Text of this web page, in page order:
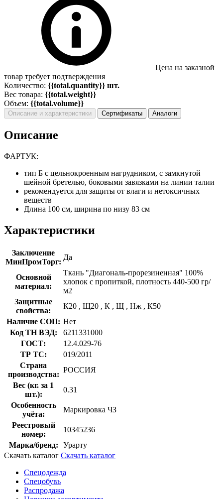
Цена на заказной
товар требует подтверждения
Количество: {{total.quantity}} шт.
Вес товара: {{total.weight}}
Объем: {{total.volume}}
Описание и характеристики Сертификаты Аналоги
Описание
ФАРТУК:
тип Б с цельнокроенным нагрудником, с замкнутой
шейной бретелью, боковыми завязками на линии талии
рекомендуется для защиты от влаги и нетоксичных
веществ
Длина 100 см, ширина по низу 83 см
Характеристики
Заключение
МинПромТорг:
Да
Основной
материал:
Ткань "Диагональ-прорезиненная" 100%
хлопок с пропиткой, плотность 440-500 гр/
м2
Защитные
свойства:
К20 , Щ20 , К , Щ , Нж , К50
Наличие СОП: Нет
Код ТН ВЭД:
6211331000
ГОСТ:
12.4.029-76
ТР ТС:
019/2011
Страна
производства:
РОССИЯ
Вес (кг. за 1
шт.):
0.31
Особенность
учёта:
Маркировка ЧЗ
Реестровый
номер:
10345236
Марка/бренд:
Урарту
Скачать каталог Скачать каталог
Спецодежда
Спецобувь
Распродажа